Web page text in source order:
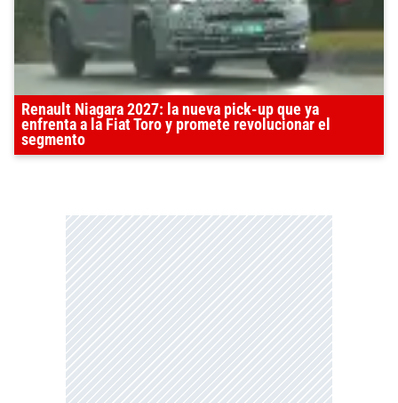
Renault Niagara 2027: la nueva pick-up que ya
enfrenta a la Fiat Toro y promete revolucionar el
segmento